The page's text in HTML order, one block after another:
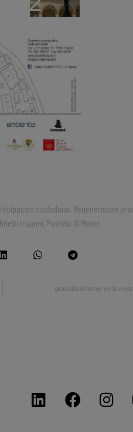
ciudadana, Regeneración
trapani, Patrizia Di Monte
gravalosdimonte en la